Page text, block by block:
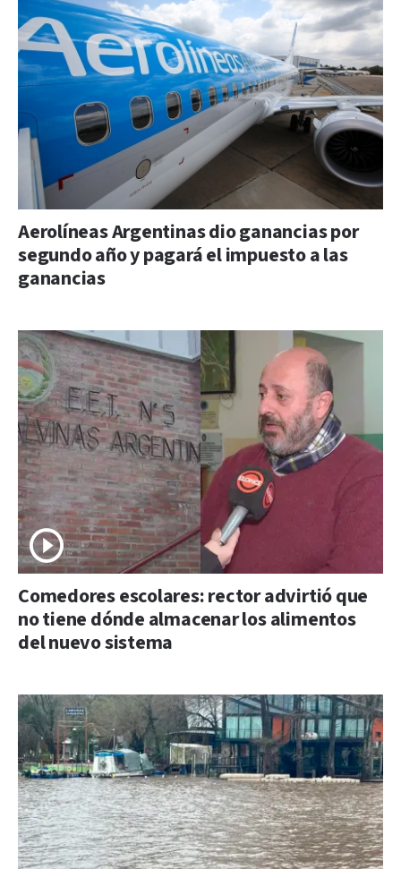
Aerolíneas Argentinas dio ganancias por
segundo año y pagará el impuesto a las
ganancias
Comedores escolares: rector advirtió que
no tiene dónde almacenar los alimentos
del nuevo sistema